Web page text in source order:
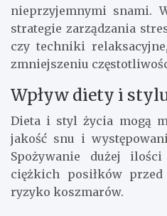
nieprzyjemnymi snami.
strategie zarządzania
czy techniki
zmniejszeniu
Wpływ diety i
Dieta i styl życia mogą
jakość snu i
Spożywanie dużej
ciężkich posiłków
ryzyko koszmarów.